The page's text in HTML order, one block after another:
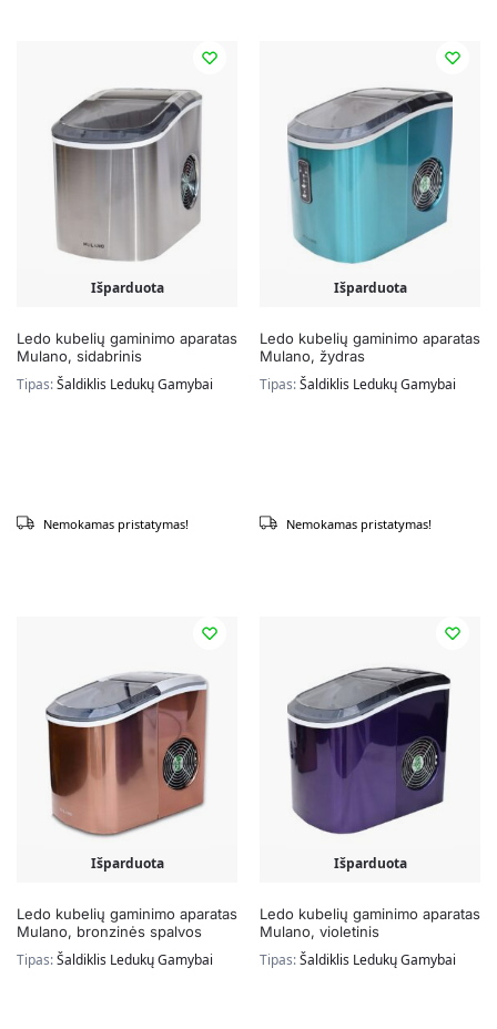
Išparduota
Ledo kubelių gaminimo aparatas
Mulano, sidabrinis
Tipas:Šaldiklis Ledukų Gamybai
Nemokamas pristatymas!
Išparduota
Ledo kubelių gaminimo aparatas
Mulano, žydras
Tipas:Šaldiklis Ledukų Gamybai
Nemokamas pristatymas!
Išparduota
Ledo kubelių gaminimo aparatas
Mulano, bronzinės spalvos
Tipas:Šaldiklis Ledukų Gamybai
Išparduota
Ledo kubelių gaminimo aparatas
Mulano, violetinis
Tipas:Šaldiklis Ledukų Gamybai